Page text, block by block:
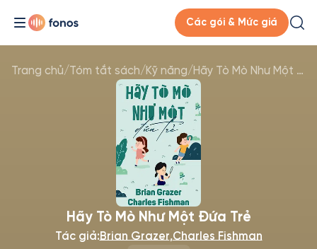
Các gói & Mức giá
Trang chủ/Tóm tắt sách/Kỹ năng/ Hãy Tò Mò Như Một Đứa Trẻ
Hãy Tò Mò Như Một Đứa Trẻ
Tác giả:Brian Grazer,Charles Fishman